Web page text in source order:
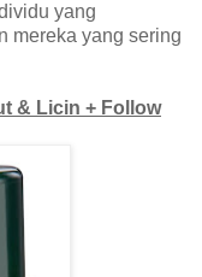
yang
mereka yang sering
& Licin + Follow